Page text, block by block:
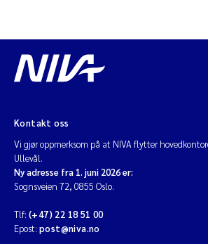
Kontakt oss
Vi gjør oppmerksom på at NIVA flytter
Ullevål.
Ny adresse fra 1. juni 2026 er:
Sognsveien 72, 0855 Oslo.
Tlf: (+47) 22 18 51 00
Epost: post@niva.no